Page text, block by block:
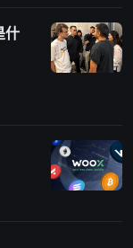
什
份额